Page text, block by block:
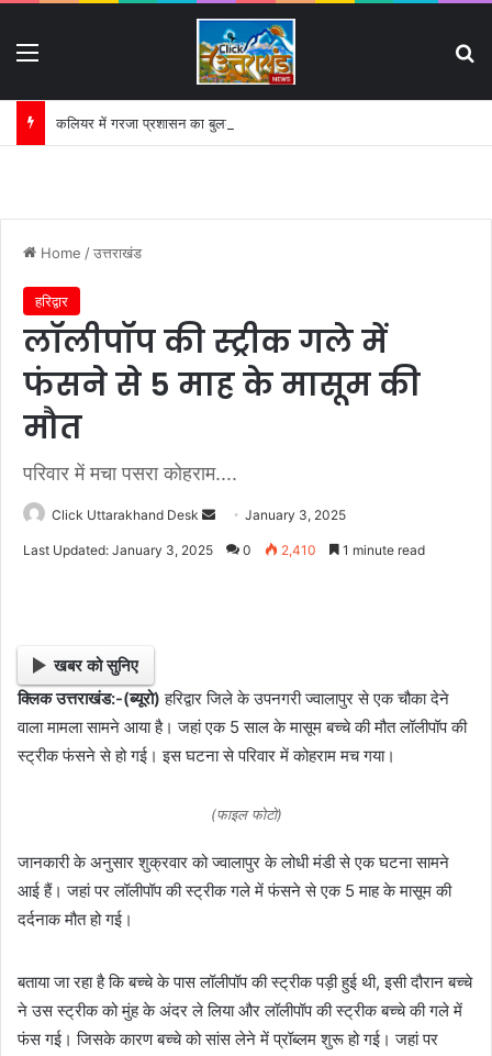
कलियर में गरजा प्रशासन का बुलडोजर:
Home /उत्तराखंड
हरिद्वार
लॉलीपॉप की स्ट्रीक गले में
फंसने से 5 माह के मासूम की
मौत
परिवार में मचा पसरा कोहराम....
Click Uttarakhand Desk
m
a
i
January 3, 2025
Last Updated: January 3, 2025 0 2,410 1 minute read
खबर को सुनिए
क्लिक उत्तराखंड:-(ब्यूरो) हरिद्वार जिले के उपनगरी ज्वालापुर से एक चौका देने
वाला मामला सामने आया है। जहां एक 5 साल के मासूम बच्चे की मौत लॉलीपॉप की
स्ट्रीक फंसने से हो गई। इस घटना से परिवार में कोहराम मच गया।
(फाइल फोटो)
जानकारी के अनुसार शुक्रवार को ज्वालापुर के लोधी मंडी से एक घटना सामने
आई हैं। जहां पर लॉलीपॉप की स्ट्रीक गले में फंसने से एक 5 माह के मासूम की
दर्दनाक मौत हो गई।
बताया जा रहा है कि बच्चे के पास लॉलीपॉप की स्ट्रीक पड़ी हुई थी, इसी दौरान बच्चे
ने उस स्ट्रीक को मुंह के अंदर ले लिया और लॉलीपॉप की स्ट्रीक बच्चे की गले में
फंस गई। जिसके कारण बच्चे को सांस लेने में प्रॉब्लम शुरू हो गई। जहां पर